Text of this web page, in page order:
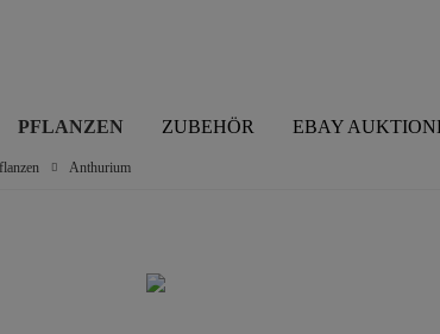
PFLANZEN ZUBEHÖR EBAY
Anthurium